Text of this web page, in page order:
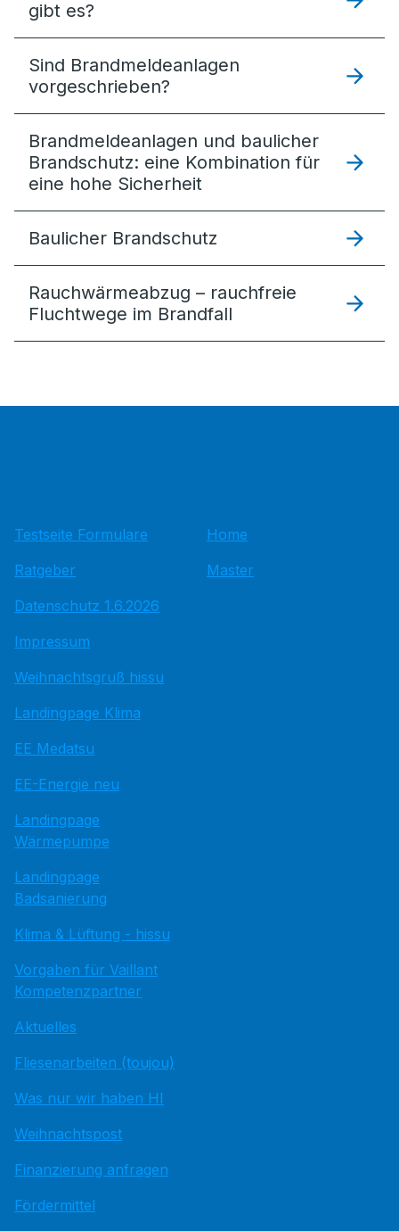
gibt es?
Sind Brandmeldeanlagen
vorgeschrieben?
Brandmeldeanlagen und baulicher
Brandschutz: eine Kombination für
eine hohe Sicherheit
Baulicher Brandschutz
Rauchwärme­abzug – rauchfreie
Fluchtwege im Brandfall
Testseite Formulare
Ratgeber
Datenschutz 1.6.2026
Impressum
Weihnachtsgruß hissu
Landingpage Klima
EE Medatsu
EE-Energie neu
Landingpage
Wärmepumpe
Landingpage
Badsanierung
Klima & Lüftung - hissu
Vorgaben für Vaillant
Kompetenzpartner
Aktuelles
Fliesenarbeiten (toujou)
Was nur wir haben HI
Weihnachtspost
Finanzierung anfragen
Fördermittel
Home
Master